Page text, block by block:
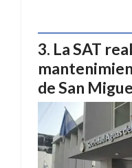
La SAT
de San